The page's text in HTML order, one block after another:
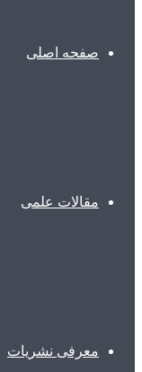
صفحه اصلی
مقالات علمی
معرفی نشریات